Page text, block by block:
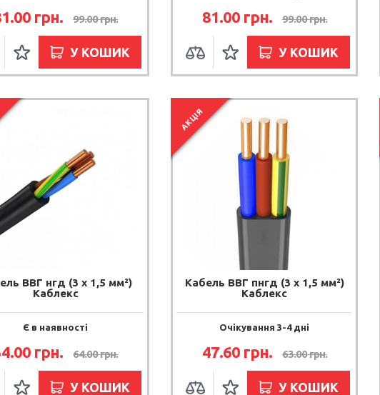
грн. 99.00 грн.
У КОШИК
81.00 грн. 99.00 грн.
У КОШИК
ВВГ нгд (3 x 1,5 мм²)
Каблекс
Є в наявності
грн. 64.00 грн.
У КОШИК
АКЦІЯ
Кабель ВВГ пнгд (3 х 1,5 мм²)
Каблекс
Очікування 3-4 дні
47.60 грн. 63.00 грн.
У КОШИК